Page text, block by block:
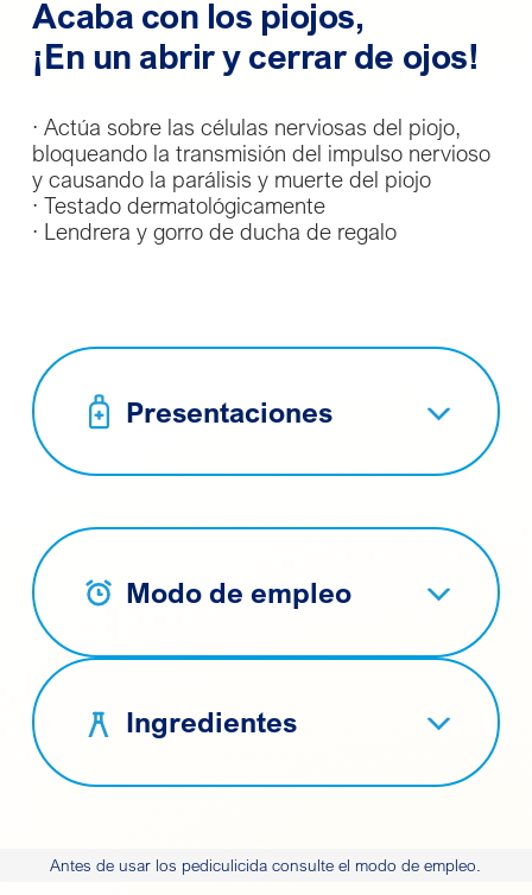
Acaba con los piojos,
¡En un abrir y cerrar de ojos!
· Actúa sobre las células nerviosas del piojo,
bloqueando la transmisión del impulso nervioso
y causando la parálisis y muerte del piojo
· Testado dermatológicamente
· Lendrera y gorro de ducha de regalo
Presentaciones
Modo de empleo
Ingredientes
Antes de usar los pediculicida consulte el modo de empleo.